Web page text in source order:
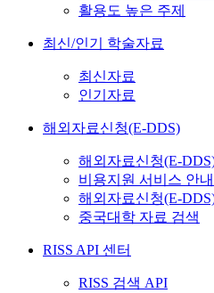
활용도 높은 주제
최신/인기 학술자료
최신자료
인기자료
해외자료신청(E-DDS)
해외자료신청(E-
비용지원 서비스 안내
해외자료신청(E-
중국대학 자료 검색
RISS API 센터
RISS 검색 API